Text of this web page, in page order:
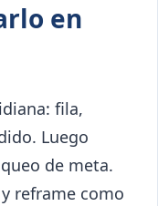
en
fila,
Luego
de meta.
reframe como